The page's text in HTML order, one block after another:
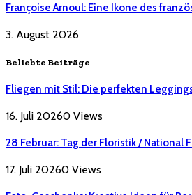
Françoise Arnoul: Eine Ikone des
3. August 2026
Beliebte Beiträge
Fliegen mit Stil: Die perfekten
16. Juli 20260 Views
28 Februar: Tag der Floristik / National
17. Juli 20260 Views